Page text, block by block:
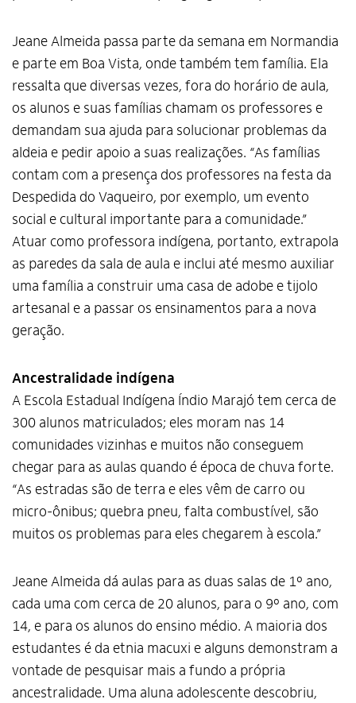
Jeane Almeida passa parte da semana em Normandia
e parte em Boa Vista, onde também tem família. Ela
ressalta que diversas vezes, fora do horário de aula,
os alunos e suas famílias chamam os professores e
demandam sua ajuda para solucionar problemas da
aldeia e pedir apoio a suas realizações. “As famílias
contam com a presença dos professores na festa da
Despedida do Vaqueiro, por exemplo, um evento
social e cultural importante para a comunidade.”
Atuar como professora indígena, portanto, extrapola
as paredes da sala de aula e inclui até mesmo auxiliar
uma família a construir uma casa de adobe e tijolo
artesanal e a passar os ensinamentos para a nova
geração.
Ancestralidade indígena
A Escola Estadual Indígena Índio Marajó tem cerca de
300 alunos matriculados; eles moram nas 14
comunidades vizinhas e muitos não conseguem
chegar para as aulas quando é época de chuva forte.
“As estradas são de terra e eles vêm de carro ou
micro-ônibus; quebra pneu, falta combustível, são
muitos os problemas para eles chegarem à escola.”
Jeane Almeida dá aulas para as duas salas de 1º ano,
cada uma com cerca de 20 alunos, para o 9º ano, com
14, e para os alunos do ensino médio. A maioria dos
estudantes é da etnia macuxi e alguns demonstram a
vontade de pesquisar mais a fundo a própria
ancestralidade. Uma aluna adolescente descobriu,